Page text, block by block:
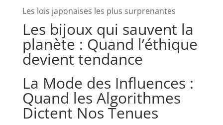
Les lois japonaises les plus surprenantes
Les bijoux qui sauvent la
planète : Quand l’éthique
devient tendance
La Mode des Influences :
Quand les Algorithmes
Dictent Nos Tenues